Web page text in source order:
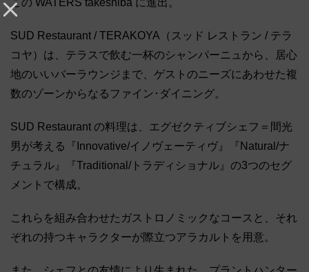
この WATERS takeshiba に進出。
SUD Restaurant / TERAKOYA（スッド レストラン / テラ
コヤ）は、テラスで飲む一杯のシャンパーニュから、居心
地のいいバーラウンジまで、ゲストのニーズにあわせた複
数のゾーンからなるファイン･ダイニング。
SUD Restaurant の料理は、エグゼクティブシェフ＝間光
男が考える『Innovative/イノヴェーティヴ』『Natural/ナ
チュラル』『Traditional/トラディショナル』の3つのセグ
メントで構成。
これらを組み合わせたガストロノミックなコースと、それ
ぞれの持つキャラクターが際立つアラカルトを用意。